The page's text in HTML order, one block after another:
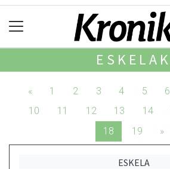
ESKELAK
« 1 2 3 4 5 6
10
11 12 13 14
18
19 »
ESKELA